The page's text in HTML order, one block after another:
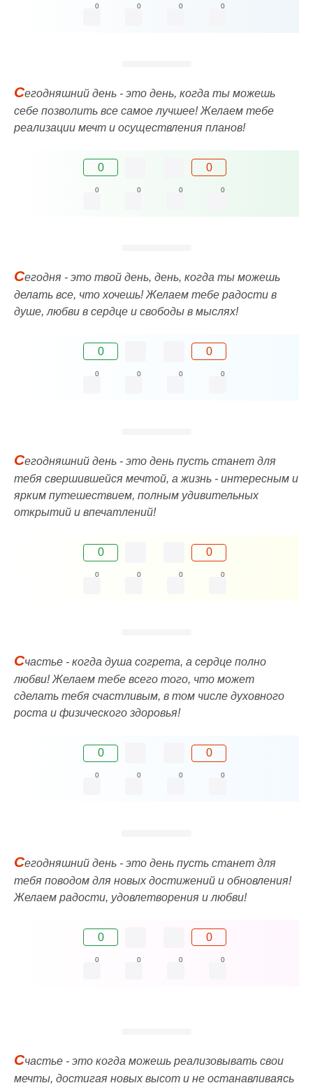
0 0 0 0
Сегодняшний день - это день, когда ты можешь
себе позволить все самое лучшее! Желаем тебе
реализации мечт и осуществления планов!
0 0
0 0 0 0
Сегодня - это твой день, день, когда ты можешь
делать все, что хочешь! Желаем тебе радости в
душе, любви в сердце и свободы в мыслях!
0 0
0 0 0 0
Сегодняшний день - это день пусть станет для
тебя свершившейся мечтой, а жизнь - интересным и
ярким путешествием, полным удивительных
открытий и впечатлений!
0 0
0 0 0 0
Счастье - когда душа согрета, а сердце полно
любви! Желаем тебе всего того, что может
сделать тебя счастливым, в том числе духовного
роста и физического здоровья!
0 0
0 0 0 0
Сегодняшний день - это день пусть станет для
тебя поводом для новых достижений и обновления!
Желаем радости, удовлетворения и любви!
0 0
0 0 0 0
Счастье - это когда можешь реализовывать свои
мечты, достигая новых высот и не останавливаясь